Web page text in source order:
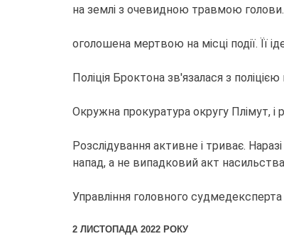
на землі з очевидною травмою
оголошена мертвою на місці події. Її
Поліція Броктона зв'язалася з
Окружна прокуратура округу Плімут, і
Розслідування активне і триває.
напад, а не випадковий акт
Управління головного
2 ЛИСТОПАДА 2022 РОКУ